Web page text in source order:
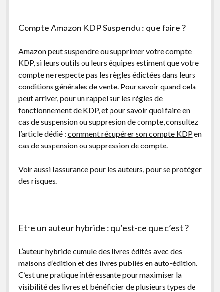
Compte Amazon KDP Suspendu : que faire ?
Amazon peut suspendre ou supprimer votre compte
KDP, si leurs outils ou leurs équipes estiment que votre
compte ne respecte pas les règles édictées dans leurs
conditions générales de vente. Pour savoir quand cela
peut arriver, pour un rappel sur les règles de
fonctionnement de KDP, et pour savoir quoi faire en
cas de suspension ou suppresion de compte, consultez
l’article dédié : comment récupérer son compte KDPen
cas de suspension ou suppression de compte.
Voir aussi l’assurance pour les auteurs, pour se protéger
des risques.
Etre un auteur hybride : qu’est-ce que c’est ?
L’auteur hybridecumule des livres édités avec des
maisons d’édition et des livres publiés en auto-édition.
C’est une pratique intéressante pour maximiser la
visibilité des livres et bénéficier de plusieurs types de